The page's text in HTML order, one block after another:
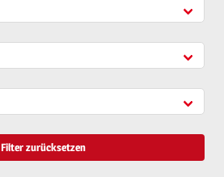
Filter zurücksetzen